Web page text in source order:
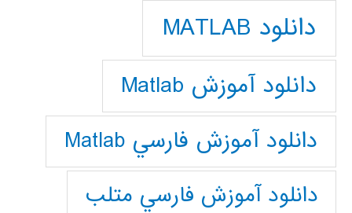
دانلود MATLAB
دانلود آموزش Matlab
دانلود آموزش فارسي Matlab
دانلود آموزش فارسي متلب